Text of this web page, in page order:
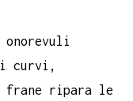
onorevuli
curvi,
ripara le